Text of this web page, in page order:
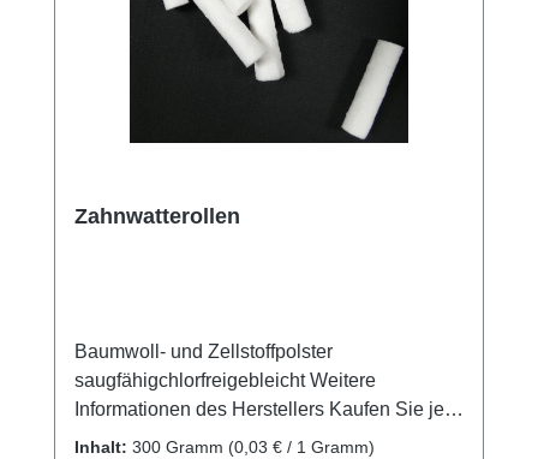
Zahnwatterollen
Baumwoll- und Zellstoffpolster
saugfähigchlorfreigebleicht Weitere
Informationen des Herstellers Kaufen Sie jetzt
Zahnwatterollen online bei uns und
Inhalt: 300 Gramm (0,03 € / 1 Gramm)